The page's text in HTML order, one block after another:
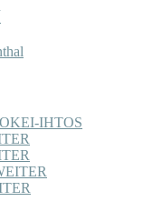
IHTOS